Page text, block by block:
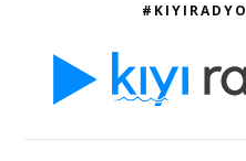
#KIYIRADYO